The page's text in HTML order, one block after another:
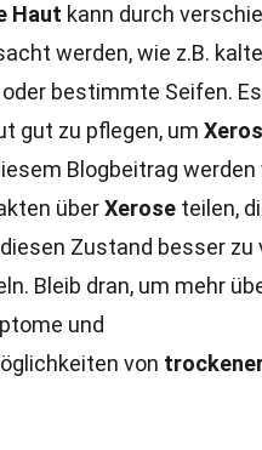
Haut kann durch
werden, wie z.B.
bestimmte Seifen.
gut zu pflegen, um
Blogbeitrag werden
überXerose teilen,
Zustand besser zu
Bleib dran, um mehr
und
von